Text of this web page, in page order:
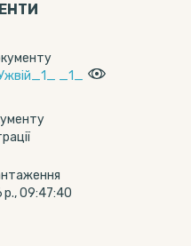
Ужвій_1_ _1_
р., 09:47:40